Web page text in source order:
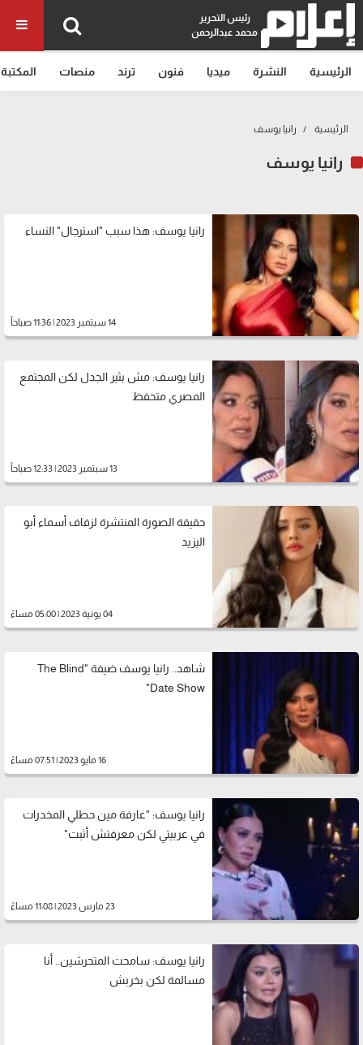
رئيس التحرير
محمد عبدالرحمن
الرئيسية النشرة ميديا فنون ترند منصات المكتبة
الرئيسية رانيا يوسف
رانيا يوسف
رانيا يوسف: هذا سبب "استرجال" النساء
14 سبتمبر 2023 | 11:36 صباحاً
رانيا يوسف: مش بثير الجدل لكن المجتمع
المصري متحفظ
13 سبتمبر 2023 | 12:33 صباحاً
حقيقة الصورة المنتشرة لزفاف أسماء أبو
اليزيد
04 يونية 2023 | 05:00 مساءً
شاهد.. رانيا يوسف ضيفة "The Blind
Date Show"
16 مايو 2023 | 07:51 مساءً
رانيا يوسف: "عارفة مين حطلي المخدرات
في عربيتي لكن معرفتش أثبت"
23 مارس 2023 | 11:08 مساءً
رانيا يوسف: سامحت المتحرشين.. أنا
مسالمة لكن بخربش